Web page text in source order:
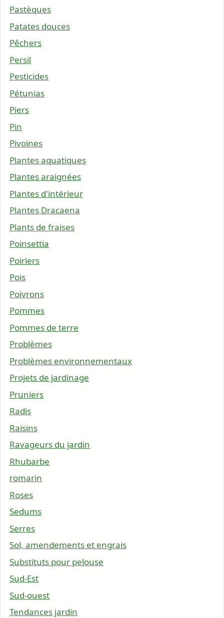
Pastèques
Patates douces
Pêchers
Persil
Pesticides
Pétunias
Piers
Pin
Pivoines
Plantes aquatiques
Plantes araignées
Plantes d'intérieur
Plantes Dracaena
Plants de fraises
Poinsettia
Poiriers
Pois
Poivrons
Pommes
Pommes de terre
Problèmes
Problèmes environnementaux
Projets de jardinage
Pruniers
Radis
Raisins
Ravageurs du jardin
Rhubarbe
romarin
Roses
Sedums
Serres
Sol, amendements et engrais
Substituts pour pelouse
Sud-Est
Sud-ouest
Tendances jardin